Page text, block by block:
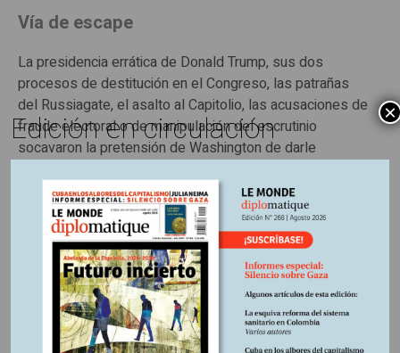
Vía de escape
La presidencia errática de Donald Trump, sus dos
procesos de destitución en el Congreso, las patrañas
del Russiagate, el asalto al Capitolio, las acusaciones de
fraude electoral o de manipulación del escrutinio
socavaron la pretensión de Washington de darle
que sus profecias de un “fin de la Historia” habían sido
desmentidas, Francis Fukuyama señala “dos factores
clave que subestimé en ese entonces”. Uno de ellos,
justamente, era “la posibilidad de una descomposición
política de las democracias avanzadas” (4). Ahora bien,
se preocupa Fukuyama, las divisiones internas de
Estados Unidos amenazan el poder geoestratégico de
Occidente.
Edición en circulación ×